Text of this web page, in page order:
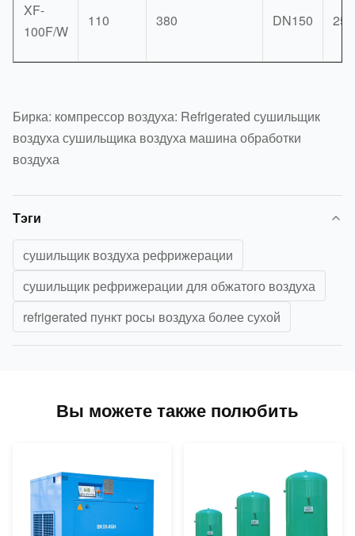
XF-
100F/W
110 380 DN150
Бирка: компрессор воздуха: Refrigerated сушильщик
воздуха сушильщика воздуха машина обработки
воздуха
Тэги
сушильщик воздуха рефрижерации
сушильщик рефрижерации для обжатого воздуха
refrigerated пункт росы воздуха более сухой
Вы можете также полюбить